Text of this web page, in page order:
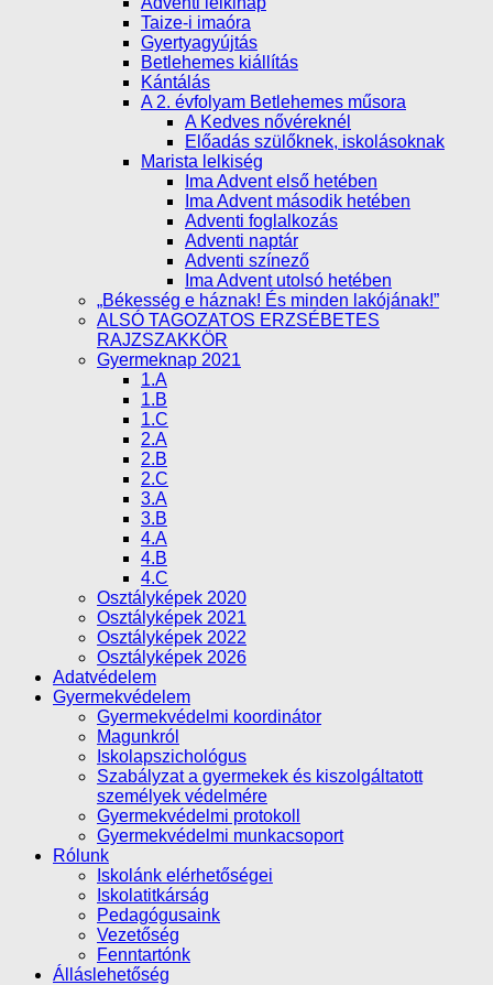
Taize-i imaóra
Gyertyagyújtás
Betlehemes kiállítás
Kántálás
A 2. évfolyam Betlehemes műsora
A Kedves nővéreknél
Előadás szülőknek, iskolásoknak
Marista lelkiség
Ima Advent első hetében
Ima Advent második hetében
Adventi foglalkozás
Adventi naptár
Adventi színező
Ima Advent utolsó hetében
„Békesség e háznak! És minden lakójának!”
ALSÓ TAGOZATOS ERZSÉBETES
RAJZSZAKKÖR
Gyermeknap 2021
1.A
1.B
1.C
2.A
2.B
2.C
3.A
3.B
4.A
4.B
4.C
Osztályképek 2020
Osztályképek 2021
Osztályképek 2022
Osztályképek 2026
Adatvédelem
Gyermekvédelem
Gyermekvédelmi koordinátor
Magunkról
Iskolapszichológus
Szabályzat a gyermekek és kiszolgáltatott
személyek védelmére
Gyermekvédelmi protokoll
Gyermekvédelmi munkacsoport
Rólunk
Iskolánk elérhetőségei
Iskolatitkárság
Pedagógusaink
Vezetőség
Fenntartónk
Álláslehetőség